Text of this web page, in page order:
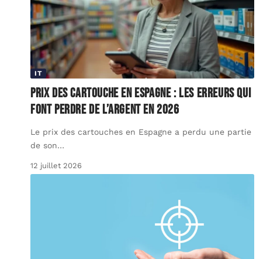
IT
Prix des cartouche en Espagne : les erreurs qui
font perdre de l’argent en 2026
Le prix des cartouches en Espagne a perdu une partie
de son…
12 juillet 2026